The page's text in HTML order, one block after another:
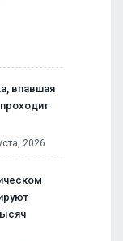
впавшая
2026